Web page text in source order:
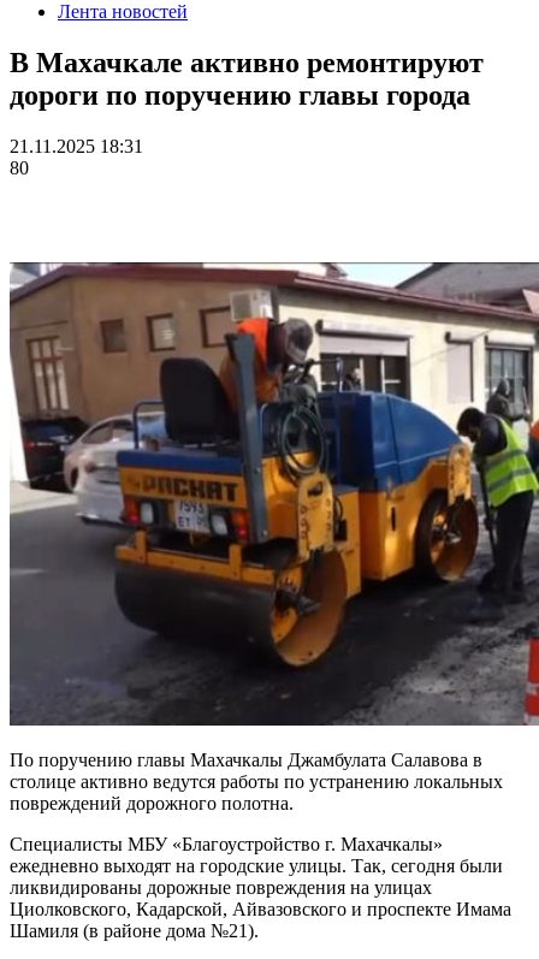
Лента новостей
В Махачкале активно ремонтируют
дороги по поручению главы города
21.11.2025 18:31
80
По поручению главы Махачкалы Джамбулата Салавова в
столице активно ведутся работы по устранению локальных
повреждений дорожного полотна.
Специалисты МБУ «Благоустройство г. Махачкалы»
ежедневно выходят на городские улицы. Так, сегодня были
ликвидированы дорожные повреждения на улицах
Циолковского, Кадарской, Айвазовского и проспекте Имама
Шамиля (в районе дома №21).